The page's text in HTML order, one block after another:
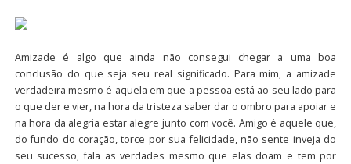
Amizade é algo que ainda não consegui chegar a uma boa
conclusão do que seja seu real significado. Para mim, a amizade
verdadeira mesmo é aquela em que a pessoa está ao seu lado para
o que der e vier, na hora da tristeza saber dar o ombro para apoiar e
na hora da alegria estar alegre junto com você. Amigo é aquele que,
do fundo do coração, torce por sua felicidade, não sente inveja do
seu sucesso, fala as verdades mesmo que elas doam e tem por